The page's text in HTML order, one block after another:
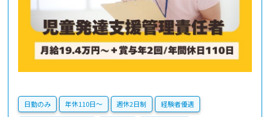
日勤のみ 年休110日〜 週休2日制 経験者優遇